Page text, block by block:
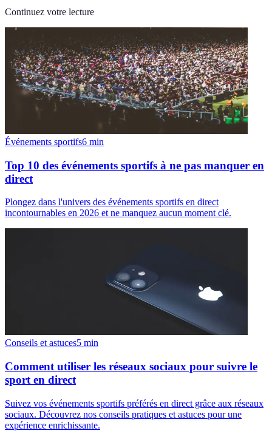
Continuez votre lecture
Événements sportifs6 min
Top 10 des événements sportifs à ne pas manquer en
direct
Plongez dans l'univers des événements sportifs en direct
incontournables en 2026 et ne manquez aucun moment clé.
Conseils et astuces5 min
Comment utiliser les réseaux sociaux pour suivre le
sport en direct
Suivez vos événements sportifs préférés en direct grâce aux réseaux
sociaux. Découvrez nos conseils pratiques et astuces pour une
expérience enrichissante.